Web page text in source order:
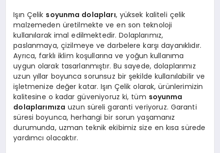
Işın Çelik soyunma dolapları, yüksek kaliteli çelik
malzemeden üretilmekte ve en son teknoloji
kullanılarak imal edilmektedir. Dolaplarımız,
paslanmaya, çizilmeye ve darbelere karşı dayanıklıdır.
Ayrıca, farklı iklim koşullarına ve yoğun kullanıma
uygun olarak tasarlanmıştır. Bu sayede, dolaplarımız
uzun yıllar boyunca sorunsuz bir şekilde kullanılabilir ve
işletmenize değer katar. Işın Çelik olarak, ürünlerimizin
kalitesine o kadar güveniyoruz ki, tüm soyunma
dolaplarımıza uzun süreli garanti veriyoruz. Garanti
süresi boyunca, herhangi bir sorun yaşamanız
durumunda, uzman teknik ekibimiz size en kısa sürede
yardımcı olacaktır.